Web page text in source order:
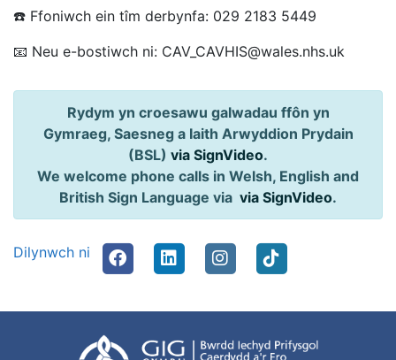
☎️ Ffoniwch ein tîm derbynfa: 029 2183 5449
📧 Neu e-bostiwch ni: CAV_CAVHIS@wales.nhs.uk
Rydym yn croesawu galwadau ffôn yn
Gymraeg, Saesneg a Iaith Arwyddion Prydain
(BSL) via SignVideo.
We welcome phone calls in Welsh, English and
British Sign Language via via SignVideo.
Dilynwch ni